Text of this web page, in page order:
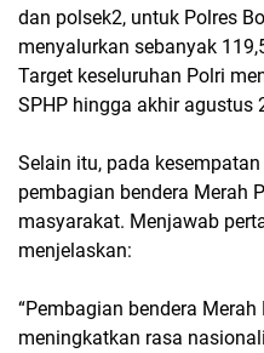
dan polsek2, untuk Polres
menyalurkan sebanyak
Target keseluruhan Polri
SPHP hingga akhir agustus
Selain itu, pada
pembagian bendera Merah
masyarakat. Menjawab
menjelaskan:
“Pembagian bendera
meningkatkan rasa